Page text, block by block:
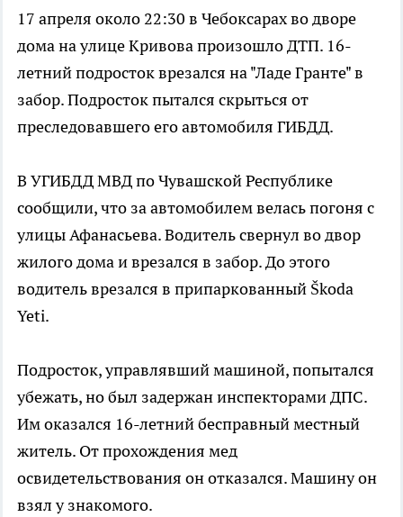
17 апреля около 22:30 в Чебоксарах во дворе
дома на улице Кривова произошло ДТП. 16-
летний подросток врезался на "Ладе Гранте" в
забор. Подросток пытался скрыться от
преследовавшего его автомобиля ГИБДД.
В УГИБДД МВД по Чувашской Республике
сообщили, что за автомобилем велась погоня с
улицы Афанасьева. Водитель свернул во двор
жилого дома и врезался в забор. До этого
водитель врезался в припаркованный Škoda
Yeti.
Подросток, управлявший машиной, попытался
убежать, но был задержан инспекторами ДПС.
Им оказался 16-летний бесправный местный
житель. От прохождения мед
освидетельствования он отказался. Машину он
взял у знакомого.